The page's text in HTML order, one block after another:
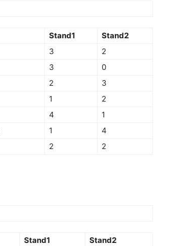
Stand1
Stand2
3
2
3
0
2
3
1
2
4
1
1
4
2 2
Stand1
Stand2